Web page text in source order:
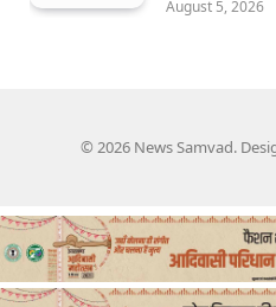
August 5, 2026
© 2026 News Samvad.